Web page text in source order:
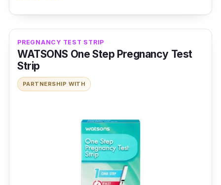
hamil.
Namun jika tidak mengandung, keputusan
akan terteraNot Pregnant
PREGNANCY TEST STRIP
WATSONS One Step Pregnancy Test
Strip
PARTNERSHIP WITH